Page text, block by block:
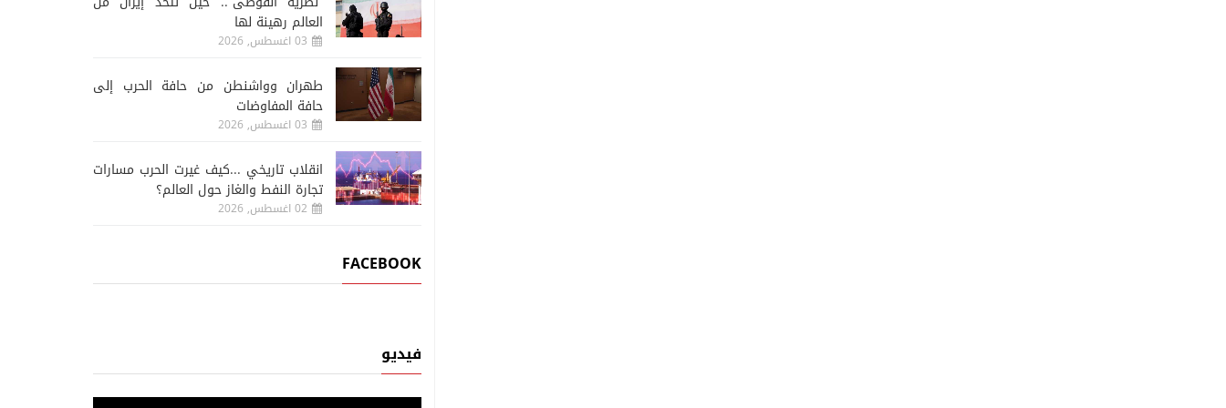
العالم رهينة لها
03 اغسطس, 2026
طهران وواشنطن من حافة الحرب إلى
حافة المفاوضات
03 اغسطس, 2026
انقلاب تاريخي ...كيف غيرت الحرب مسارات
تجارة النفط والغاز حول العالم؟
02 اغسطس, 2026
FACEBOOK
فيديو